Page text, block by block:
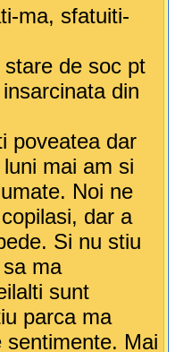
ma, sfatuiti-
de soc pt
din
poveatea dar
mai am si
Noi ne
dar a
Si nu stiu
ma
sunt
parca ma
sentimente. Mai